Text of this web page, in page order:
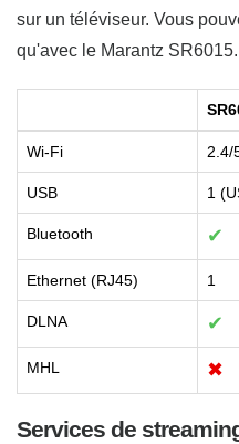
sur un téléviseur. Vous
qu'avec le Marantz SR6015.
Wi-Fi 2.4/
USB 1
Bluetooth ✔
Ethernet (RJ45) 1
DLNA ✔
MHL ✖
Services de